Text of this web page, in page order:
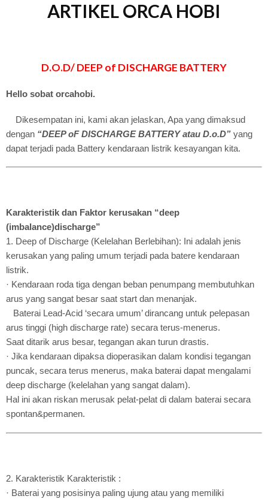
ARTIKEL ORCA HOBI
D.O.D/ DEEP of DISCHARGE BATTERY
Hello sobat orcahobi.
Dikesempatan ini, kami akan jelaskan, Apa yang dimaksud
dengan “DEEP oF DISCHARGE BATTERY atau D.o.D” yang
dapat terjadi pada Battery kendaraan listrik kesayangan kita.
Karakteristik dan Faktor kerusakan “deep
(imbalance)discharge”
1. Deep of Discharge (Kelelahan Berlebihan): Ini adalah jenis
kerusakan yang paling umum terjadi pada batere kendaraan
listrik.
· Kendaraan roda tiga dengan beban penumpang membutuhkan
arus yang sangat besar saat start dan menanjak.
Baterai Lead-Acid ‘secara umum’ dirancang untuk pelepasan
arus tinggi (high discharge rate) secara terus-menerus.
Saat ditarik arus besar, tegangan akan turun drastis.
· Jika kendaraan dipaksa dioperasikan dalam kondisi tegangan
puncak, secara terus menerus, maka baterai dapat mengalami
deep discharge (kelelahan yang sangat dalam).
Hal ini akan riskan merusak pelat-pelat di dalam baterai secara
spontan&permanen.
2. Karakteristik Karakteristik :
· Baterai yang posisinya paling ujung atau yang memiliki